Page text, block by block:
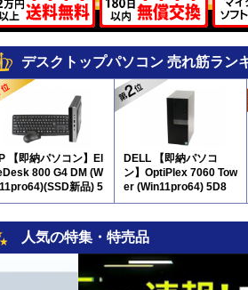
デスクトップパソコン 売れ筋ラン
【即納パソコン】El
800 G4 DM (W
新品) 5
DELL 【即納パソコ
ン】OptiPlex 7060 Tow
er (Win11pro64) 5D8
人気の特集・特売品